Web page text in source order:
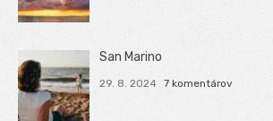
San Marino
29. 8. 2024 7 komentárov